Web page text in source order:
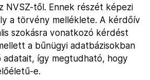
NVSZ-től. Ennek részét képezi
a törvény melléklete. A kérdőív
szokásra vonatkozó kérdést
a bűnügyi adatbázisokban
adatait, így megtudható, hogy
e.